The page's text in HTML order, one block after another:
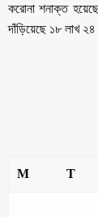
করোনা শনাক্ত
দাঁড়িয়েছে ১৮ লাখ
M T